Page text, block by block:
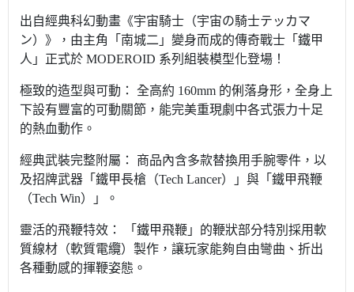
出自經典科幻動畫《宇宙騎士（宇宙の騎士テッカマ
ン）》，由主角「南城二」變身而成的傳奇戰士「鐵甲
人」正式於 MODEROID 系列組裝模型化登場！
極致的造型與可動： 全高約 160mm 的俐落身形，全身上
下設有豐富的可動關節，能完美重現劇中各式張力十足
的熱血動作。
經典武裝完整附屬： 商品內含多款替換用手腕零件，以
及招牌武器「鐵甲長槍（Tech Lancer）」與「鐵甲飛鞭
（Tech Win）」。
靈活的飛鞭特效： 「鐵甲飛鞭」的鞭狀部分特別採用軟
質線材（軟質電纜）製作，讓玩家能夠自由彎曲、折出
各種動感的揮鞭姿態。